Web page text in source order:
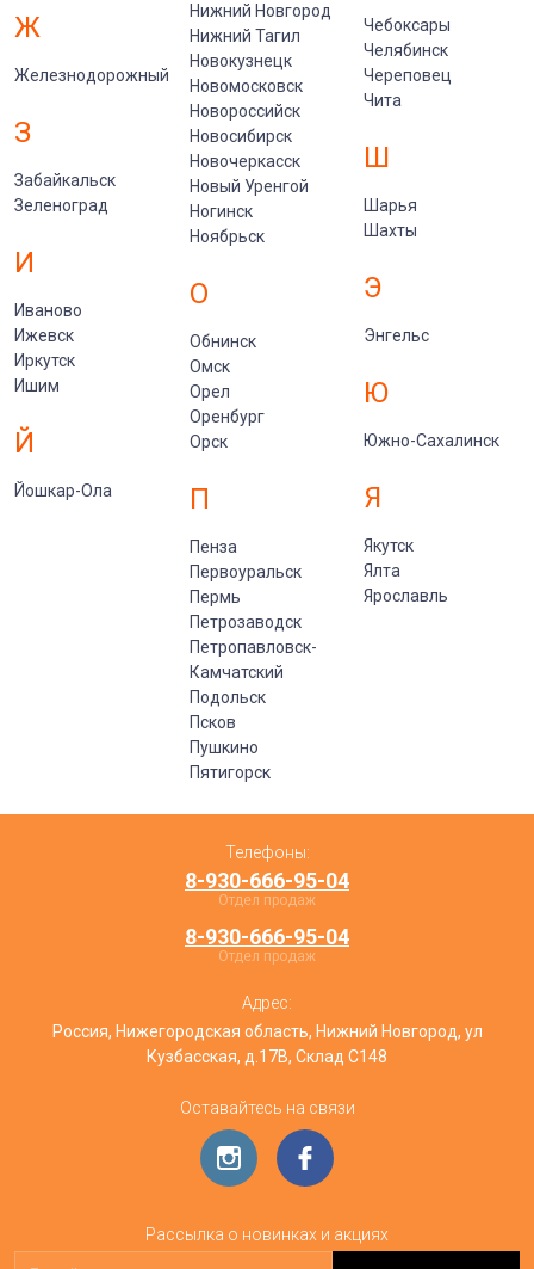
Ж
Железнодорожный
З
Забайкальск
Зеленоград
И
Иваново
Ижевск
Иркутск
Ишим
Й
Йошкар-Ола
Нижний Новгород
Нижний Тагил
Новокузнецк
Новомосковск
Новороссийск
Новосибирск
Новочеркасск
Новый Уренгой
Ногинск
Ноябрьск
О
Обнинск
Омск
Орел
Оренбург
Орск
П
Пенза
Первоуральск
Пермь
Петрозаводск
Петропавловск-
Камчатский
Подольск
Псков
Пушкино
Пятигорск
Чебоксары
Челябинск
Череповец
Чита
Ш
Шарья
Шахты
Э
Энгельс
Ю
Южно-Сахалинск
Я
Якутск
Ялта
Ярославль
Телефоны:
8-930-666-95-04
Отдел продаж
8-930-666-95-04
Отдел продаж
Адрес:
Россия, Нижегородская область, Нижний Новгород, ул
Кузбасская, д.17В, Склад С148
Оставайтесь на связи
Рассылка о новинках и акциях